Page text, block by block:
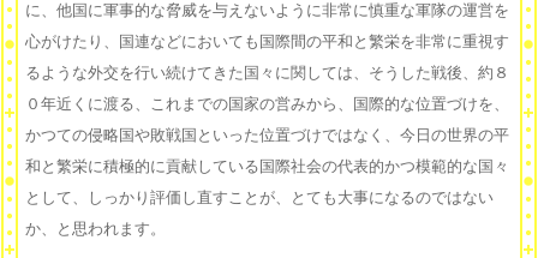
に、他国に軍事的な脅威を与えないように非常に慎重な軍隊の運営を
心がけたり、国連などにおいても国際間の平和と繁栄を非常に重視す
るような外交を行い続けてきた国々に関しては、そうした戦後、約８
０年近くに渡る、これまでの国家の営みから、国際的な位置づけを、
かつての侵略国や敗戦国といった位置づけではなく、今日の世界の平
和と繁栄に積極的に貢献している国際社会の代表的かつ模範的な国々
として、しっかり評価し直すことが、とても大事になるのではない
か、と思われます。